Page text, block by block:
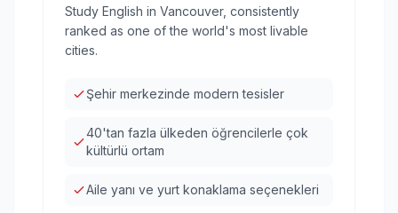
Study English in Vancouver, consistently
ranked as one of the world's most livable
cities.
Şehir merkezinde modern tesisler
40'tan fazla ülkeden öğrencilerle çok
kültürlü ortam
Aile yanı ve yurt konaklama seçenekleri